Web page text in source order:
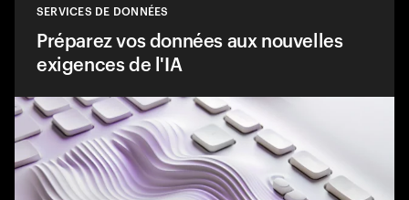
SERVICES DE DONNÉES
Préparez vos données aux nouvelles
exigences de l'IA